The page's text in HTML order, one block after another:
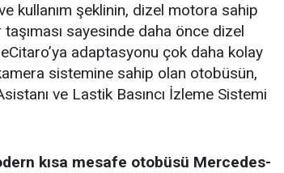
kullanım şeklinin, dizel motora sahip
sayesinde daha önce dizel
adaptasyonu çok daha kolay
sistemine sahip olan otobüsün,
ve Lastik Basıncı İzleme Sistemi
kısa mesafe otobüsü Mercedes-